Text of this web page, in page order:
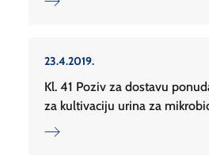
23.4.2019.
Kl. 41 Poziv za dostavu
za kultivaciju urina za